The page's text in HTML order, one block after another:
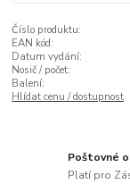
Číslo produktu:
EAN kód:
Datum vydání:
Nosič / počet:
Balení:
Hlídat cenu / dostupnost
Poštovné
Platí pro